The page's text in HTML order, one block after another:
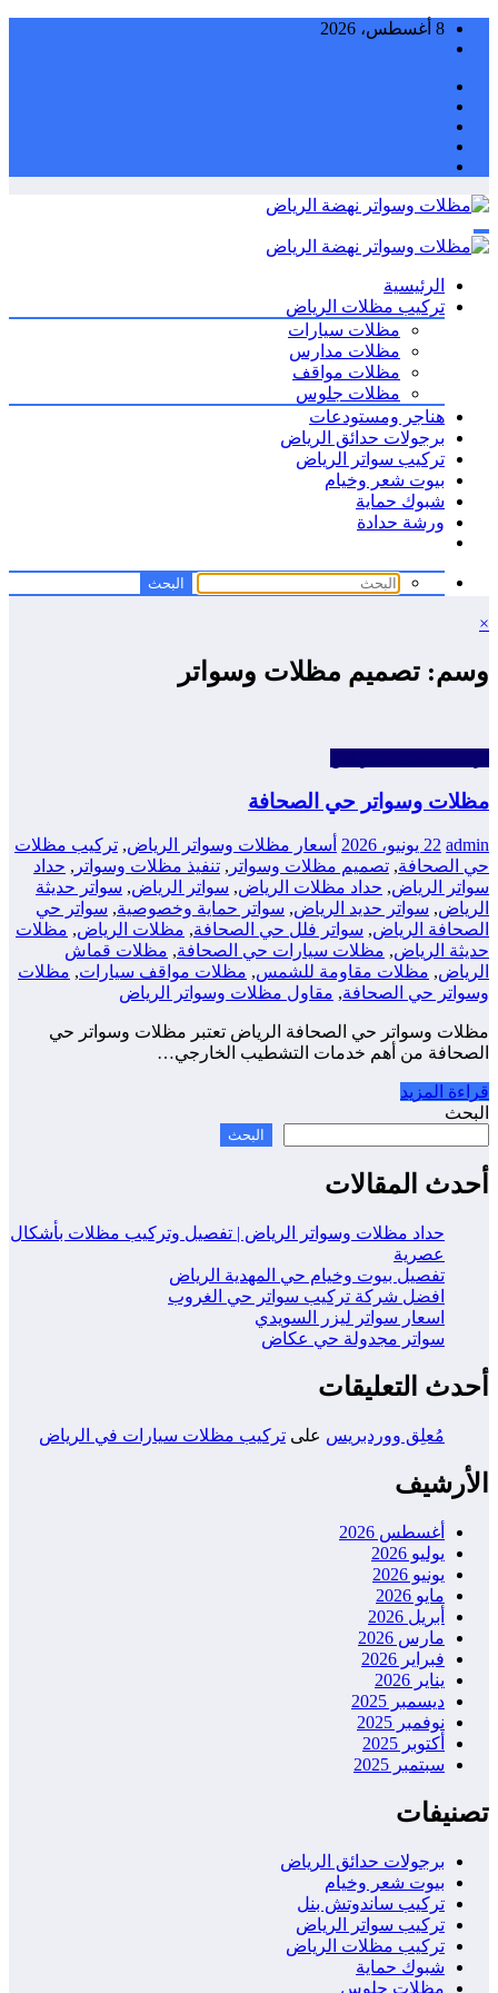
التجاوز8 أغسطس، 2026
الرئيسية
تركيب مظلات الرياض
مظلات سيارات
مظلات مدارس
مظلات مواقف
مظلات جلوس
هناجر ومستودعات
برجولات حدائق الرياض
تركيب سواتر الرياض
بيوت شعر وخيام
شبوك حماية
ورشة حدادة
×
وسم: تصميم مظلات وسواتر
مظلات وسواتر حي الصحافة
admin 22 يونيو، 2026 أسعار مظلات وسواتر الرياض, تركيب مظلات
حي الصحافة, تصميم مظلات وسواتر , تنفيذ مظلات وسواتر , حداد
سواتر الرياض, حداد مظلات الرياض, سواتر الرياض, سواتر حديثة
الرياض, سواتر حديد الرياض, سواتر حماية وخصوصية, سواتر حي
الصحافة الرياض, سواتر فلل حي الصحافة, مظلات الرياض, مظلات
حديثة الرياض, مظلات سيارات حي الصحافة, مظلات قماش
الرياض, مظلات مقاومة للشمس, مظلات مواقف سيارات, مظلات
وسواتر حي الصحافة, مقاول مظلات وسواتر الرياض
مظلات وسواتر حي الصحافة الرياض تعتبر مظلات وسواتر حي
الصحافة من أهم خدمات التشطيب الخارجي…
قراءة المزيد
البحث
البحث
أحدث المقالات
حداد مظلات وسواتر الرياض | تفصيل وتركيب مظلات بأشكال
عصرية
تفصيل بيوت وخيام حي المهدية الرياض
افضل شركة تركيب سواتر حي الغروب
اسعار سواتر ليزر السويدي
سواتر مجدولة حي عكاض
أحدث التعليقات
مُعلِق ووردبريس على تركيب مظلات سيارات في الرياض
الأرشيف
أغسطس 2026
يوليو 2026
يونيو 2026
مايو 2026
أبريل 2026
مارس 2026
فبراير 2026
يناير 2026
ديسمبر 2025
نوفمبر 2025
أكتوبر 2025
سبتمبر 2025
تصنيفات
برجولات حدائق الرياض
بيوت شعر وخيام
تركيب ساندوتش بنل
تركيب سواتر الرياض
تركيب مظلات الرياض
شبوك حماية
مظلات جلوس